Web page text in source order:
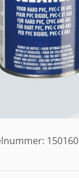
150160